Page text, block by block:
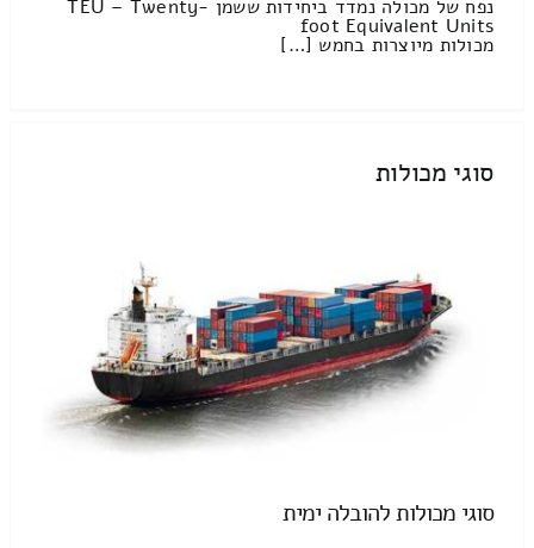
נפח של מכולה נמדד ביחידות ששמן TEU – Twenty-
foot Equivalent Units
מכולות מיוצרות בחמש […]
סוגי מכולות
סוגי מכולות להובלה ימית